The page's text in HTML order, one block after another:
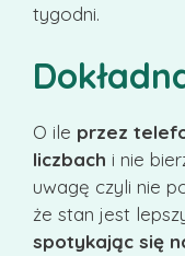
tygodni.
O ile przez
liczbach i nie
uwagę czyli nie
że stan jest
spotykając się